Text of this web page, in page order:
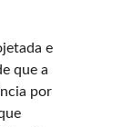
e
que a
por